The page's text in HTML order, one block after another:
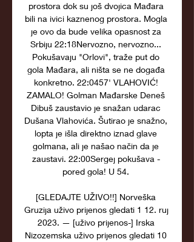
prostora dok su još dvojica Mađara
bili na ivici kaznenog prostora. Mogla
je ovo da bude velika opasnost za
Srbiju 22:18Nervozno, nervozno...
Pokušavaju "Orlovi", traže put do
gola Mađara, ali ništa se ne događa
konkretno. 22:0457' VLAHOVIĆ!
ZAMALO! Golman Mađarske Deneš
Dibuš zaustavio je snažan udarac
Dušana Vlahovića. Šutirao je snažno,
lopta je išla direktno iznad glave
golmana, ali je našao način da je
zaustavi. 22:00Sergej pokušava -
pored gola! U 54.
[GLEDAJTE UŽIVO!!] Norveška
Gruzija uživo prijenos gledati 1 12. ruj
2023. — [uživo prijenos-] Irska
Nizozemska uživo prijenos gledati 10